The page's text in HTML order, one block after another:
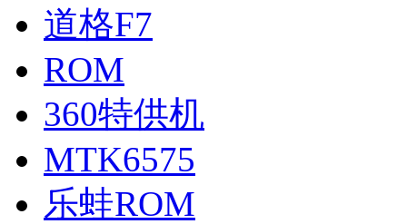
道格F7
ROM
360特供机
MTK6575
乐蛙ROM